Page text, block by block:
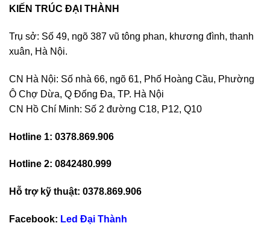
KIẾN TRÚC ĐẠI THÀNH
Trụ sở: Số 49, ngõ 387 vũ tông phan, khương đình, thanh
xuân, Hà Nội.
CN Hà Nội: Số nhà 66, ngõ 61, Phố Hoàng Cầu, Phường
Ô Chợ Dừa, Q Đống Đa, TP. Hà Nội
CN Hồ Chí Minh: Số 2 đường C18, P12, Q10
Hotline 1: 0378.869.906
Hotline 2: 0842480.999
Hỗ trợ kỹ thuật: 0378.869.906
Facebook: Led Đại Thành